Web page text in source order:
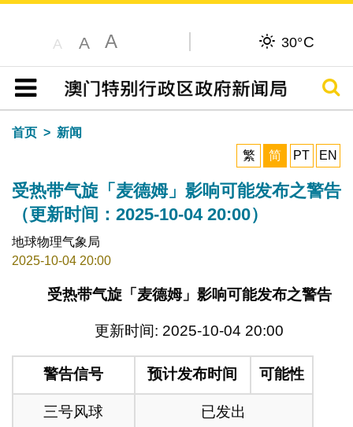
A A A 30°C
目录
搜寻
首页
新闻
繁
简 PT EN
受热带气旋「麦德姆」影响可能发布之警告
（更新时间：2025-10-04 20:00）
地球物理气象局
2025-10-04 20:00
受热带气旋「麦德姆」影响可能发布之警告
更新时间: 2025-10-04 20:00
警告信号 预计发布时间 可能性
三号风球 已发出